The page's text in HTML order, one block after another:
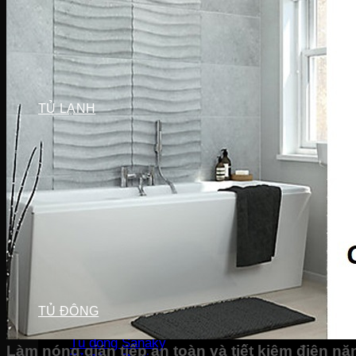
Máy sấy Casper
Máy sấy Galanz
Máy sấy Samsung
Máy sấy Whirlpool
Máy sấy Electrolux
TỦ LẠNH
Tủ lạnh LG
Tủ lạnh Aqua
Tủ lạnh Funiki
Tủ lạnh Sharp
Tủ lạnh Casper
Tủ lạnh Hitachi
TỦ ĐÔNG
Tủ đông Alaska
Tủ đông Sanaky
Làm nóng gián tiếp an toàn và tiết kiệm điện